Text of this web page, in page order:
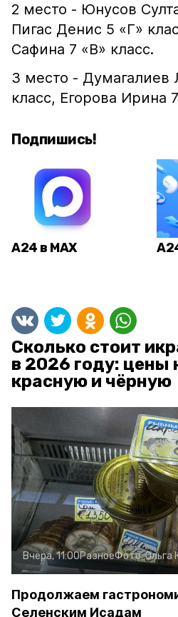
2 место - Юнусов
Пигас Денис 5 «Г»
Сафина 7 «В» класс.
3 место - Думагалиев
класс, Егорова Ирина
Подпишись!
А24 в MAX
Сколько стоит
в 2026 году: цены
красную и чёрную
Вчера, 11:00РазноеФото:Ольга
Продолжаем
Селенским Исадам